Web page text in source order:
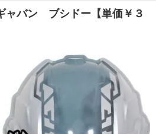
ャバン ブシドー【単価￥３